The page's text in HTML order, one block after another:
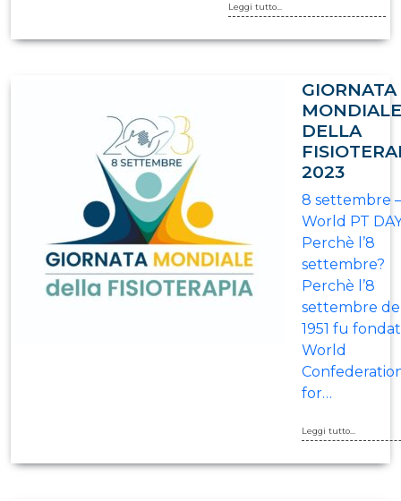
Leggi tutto...
GIORNATA
MONDIALE
DELLA
2023
8 settembre –
World PT
Perchè l’8
settembre?
Perchè l’8
settembre
1951 fu
World
for…
Leggi tutto...